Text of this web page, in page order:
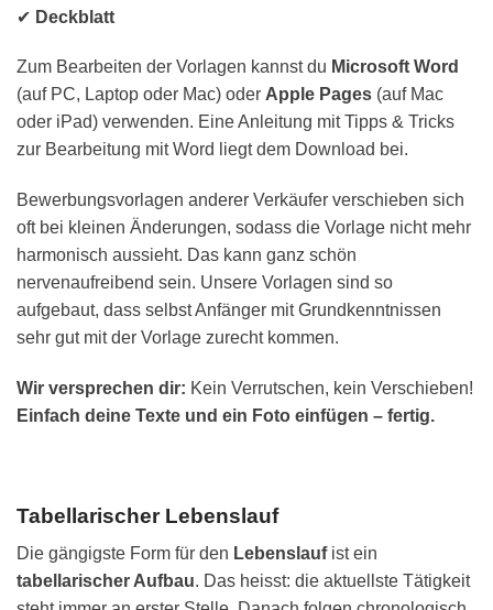
✔ Deckblatt
Zum Bearbeiten der Vorlagen kannst du Microsoft Word
(auf PC, Laptop oder Mac) oder Apple Pages (auf Mac
oder iPad) verwenden. Eine Anleitung mit Tipps & Tricks
zur Bearbeitung mit Word liegt dem Download bei.
Bewerbungsvorlagen anderer Verkäufer verschieben sich
oft bei kleinen Änderungen, sodass die Vorlage nicht mehr
harmonisch aussieht. Das kann ganz schön
nervenaufreibend sein. Unsere Vorlagen sind so
aufgebaut, dass selbst Anfänger mit Grundkenntnissen
sehr gut mit der Vorlage zurecht kommen.
Wir versprechen dir: Kein Verrutschen, kein Verschieben!
Einfach deine Texte und ein Foto einfügen – fertig.
Tabellarischer Lebenslauf
Die gängigste Form für den Lebenslaufist ein
tabellarischer Aufbau. Das heisst: die aktuellste Tätigkeit